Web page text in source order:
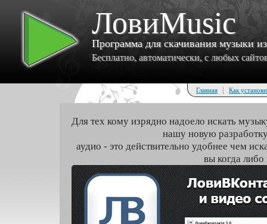
ЛовиMusic
Программа для скачивания музыки
Бесплатно, автоматически, с любых
Главная | Как
Для тех кому изрядно надоело искать
нашу новую
аудио - это действительно удобнее чем
вы когда либо